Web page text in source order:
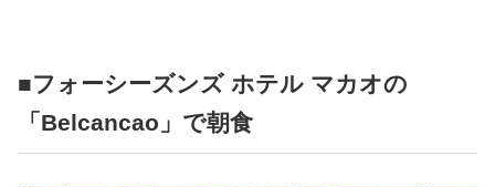
■フォーシーズンズ ホテル マカオの
「Belcancao」で朝食